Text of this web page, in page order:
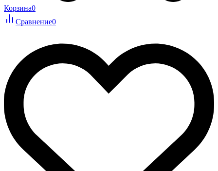
Корзина0
Сравнение0